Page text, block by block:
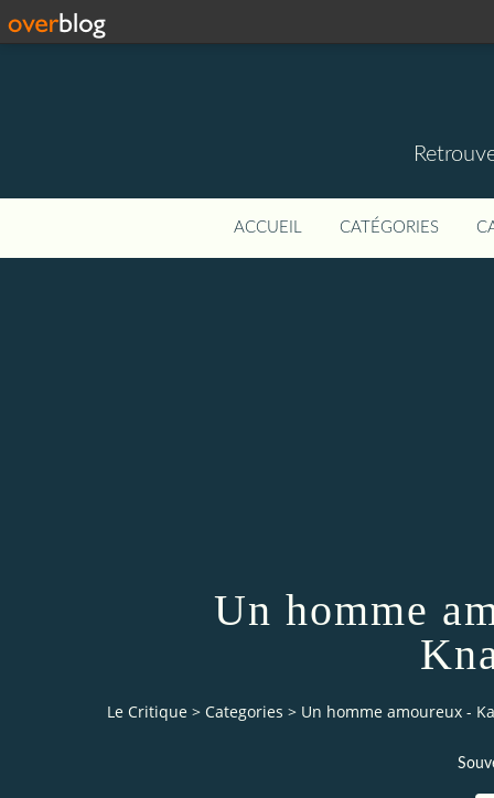
ACCUEIL CATÉGORIES
Un homme
Le Critique > Categories > Un homme amoureux -